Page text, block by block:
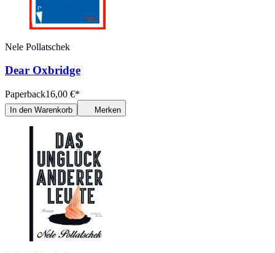
Nele Pollatschek
Dear Oxbridge
Paperback16,00 €*
In den Warenkorb Merken